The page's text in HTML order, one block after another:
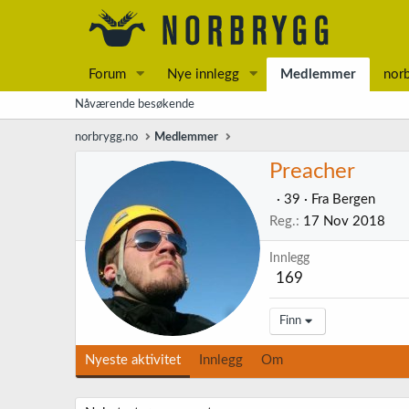
Forum Nye innlegg Medlemmer
Nåværende besøkende
norbrygg.no Medlemmer
Preacher
· 39 · Fra Bergen
Reg.
17 Nov 2018
Innlegg
169
Finn
Nyeste aktivitet Innlegg Om